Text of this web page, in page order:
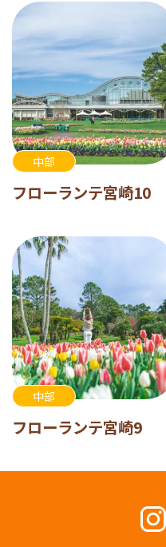
中部
フローランテ宮崎10
中部
フローランテ宮崎9